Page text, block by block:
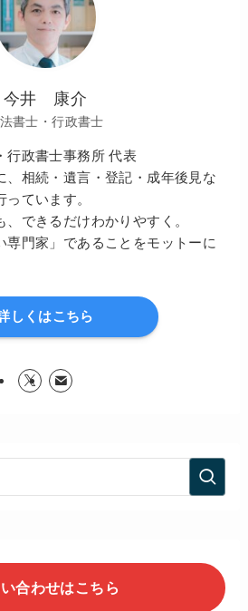
今井 康介
書士・行政書士
行政書士事務所 代表
、相続・遺言・登記・成年後見な
ています。
できるだけわかりやすく。
専門家」であることをモットーに
しくはこちら
合わせはこちら